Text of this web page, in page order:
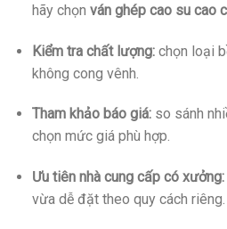
hãy chọn ván ghép cao su cao
Kiểm tra chất lượng:chọn loại
không cong vênh.
Tham khảo báo giá:so sánh
chọn mức giá phù hợp.
Ưu tiên nhà cung cấp có xưởng:
vừa dễ đặt theo quy cách riêng.